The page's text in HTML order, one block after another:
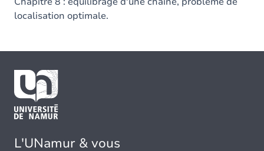
localisation optimale.
L'UNamur & vous